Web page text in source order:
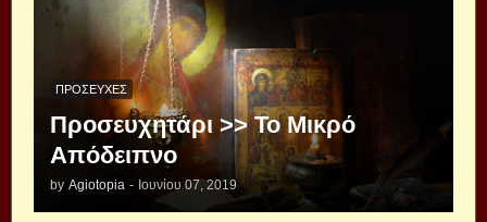
ΠΡΟΣΕΥΧΈΣ
Προσευχητάρι >> Το Μικρό
Απόδειπνο
by Agiotopia - Ιουνίου 07, 2019